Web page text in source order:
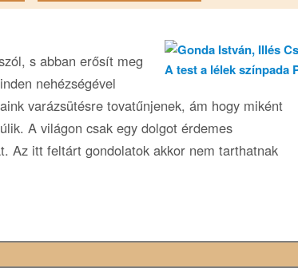
s abban erősít meg
nehézségével
varázsütésre tovatűnjenek, ám hogy miként
A világon csak egy dolgot érdemes
Az itt feltárt gondolatok akkor nem tarthatnak